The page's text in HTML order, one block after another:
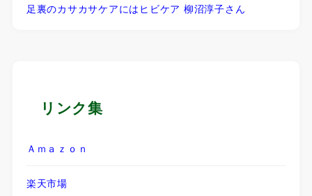
足裏のカサカサケアにはヒビケア 柳沼淳子さん
リンク集
Ａｍａｚｏｎ
楽天市場